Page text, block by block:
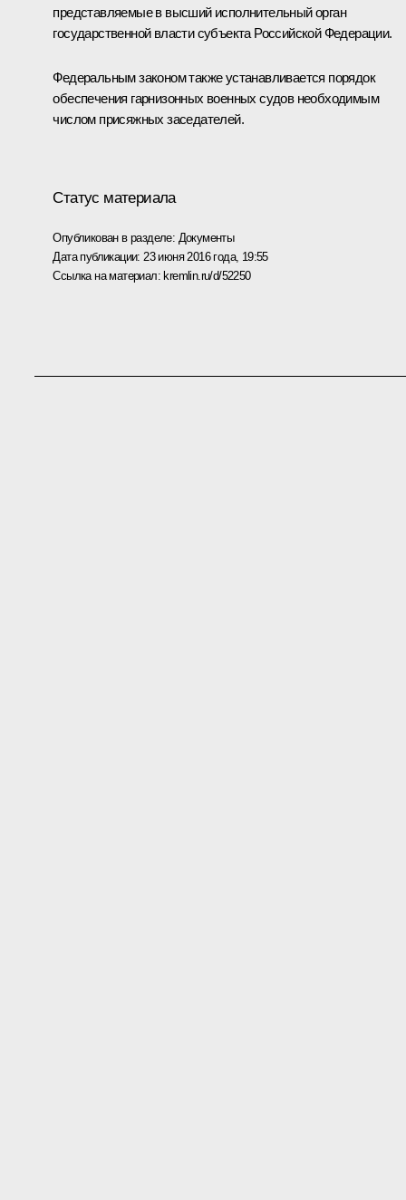
представляемые в высший исполнительный орган
государственной власти субъекта Российской Федерации.
Федеральным законом также устанавливается порядок
обеспечения гарнизонных военных судов необходимым
числом присяжных заседателей.
Статус материала
Опубликован в разделе: Документы
Дата публикации: 23 июня 2016 года, 19:55
Ссылка на материал: kremlin.ru/d/52250